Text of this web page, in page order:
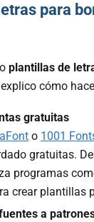
para
plantillas de
cómo
gratuitas
o 1001
gratuitas.
programas
crear plantillas
a